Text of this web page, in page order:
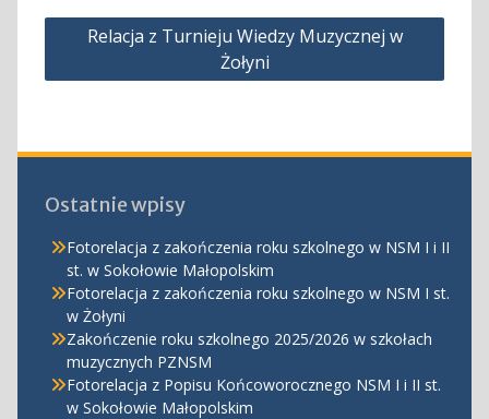
Nawigacja
Relacja z Turnieju Wiedzy Muzycznej w
Żołyni
Ostatnie wpisy
Fotorelacja z zakończenia roku szkolnego w NSM I i II
st. w Sokołowie Małopolskim
Fotorelacja z zakończenia roku szkolnego w NSM I st.
w Żołyni
Zakończenie roku szkolnego 2025/2026 w szkołach
muzycznych PZNSM
Fotorelacja z Popisu Końcoworocznego NSM I i II st.
w Sokołowie Małopolskim